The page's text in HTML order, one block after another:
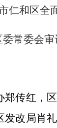
仁和区全
常委会审
郑传红，
改局肖